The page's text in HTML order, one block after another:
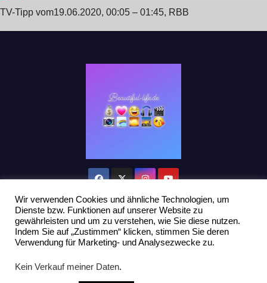
TV-Tipp vom19.06.2020, 00:05 – 01:45, RBB
Stolz präsentiert von WordPress|Theme: Newsup vonThemeansar
Home Datenschutzerklärung
Wir verwenden Cookies und ähnliche Technologien, um
Dienste bzw. Funktionen auf unserer Website zu
gewährleisten und um zu verstehen, wie Sie diese nutzen.
Indem Sie auf „Zustimmen“ klicken, stimmen Sie deren
Verwendung für Marketing- und Analysezwecke zu.
Kein Verkauf meiner Daten.